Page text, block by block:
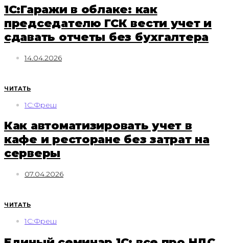
1С:Гаражи в облаке: как
председателю ГСК вести учет и
сдавать отчеты без бухгалтера
14.04.2026
ЧИТАТЬ
1С:Фреш
Как автоматизировать учет в
кафе и ресторане без затрат на
серверы
07.04.2026
ЧИТАТЬ
1С:Фреш